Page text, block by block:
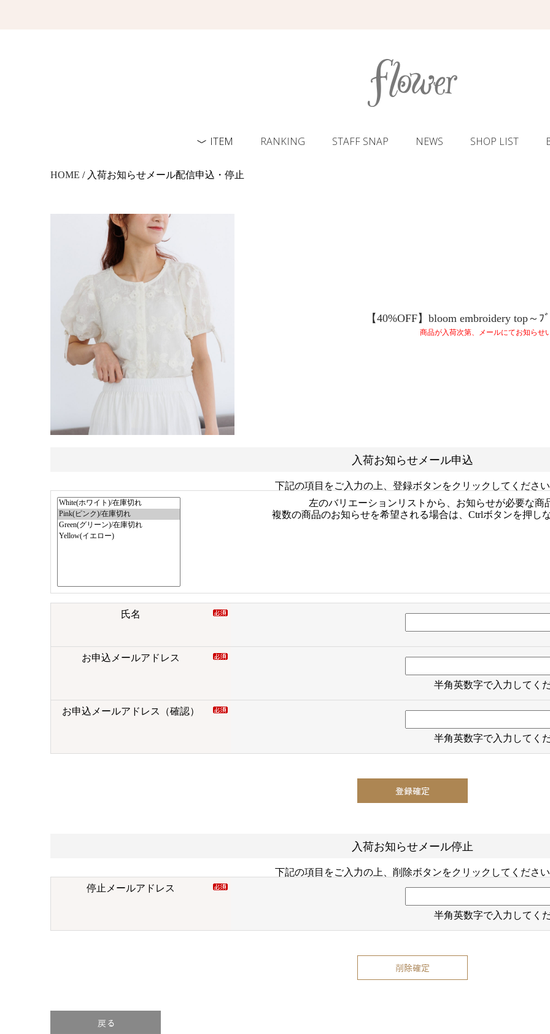
ITEM RANKING STAFF SNAP NEWS SHOP LIST
HOME / 入荷お知らせメール配信申込・停止
【40%OFF】bloom embroidery top～ﾌ
商品が入荷次第、メールにてお知らせ
入荷お知らせメール申込
下記の項目をご入力の上、登録ボタンをクリックしてください
左のバリエーションリストから、お知らせが必要な商
複数の商品のお知らせを希望される場合は、Ctrlボタンを押し
氏名
お申込メールアドレス
半角英数字で入力してく
お申込メールアドレス（確認）
半角英数字で入力してく
入荷お知らせメール停止
下記の項目をご入力の上、削除ボタンをクリックしてください
停止メールアドレス
半角英数字で入力してく